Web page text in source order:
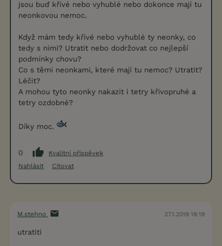
jsou buď křivé nebo vyhublé nebo dokonce mají tu
neonkovou nemoc.
Když mám tedy křivé nebo vyhublé ty neonky, co
tedy s nimi? Utratit nebo dodržovat co nejlepší
podmínky chovu?
Co s těmi neonkami, které mají tu nemoc? Utratit?
Léčit?
A mohou tyto neonky nakazit i tetry křivopruhé a
tetry ozdobné?
Díky moc.
0
Kvalitní příspěvek
Nahlásit
Citovat
M.stehno 27.1.2019 19:19
utratiti